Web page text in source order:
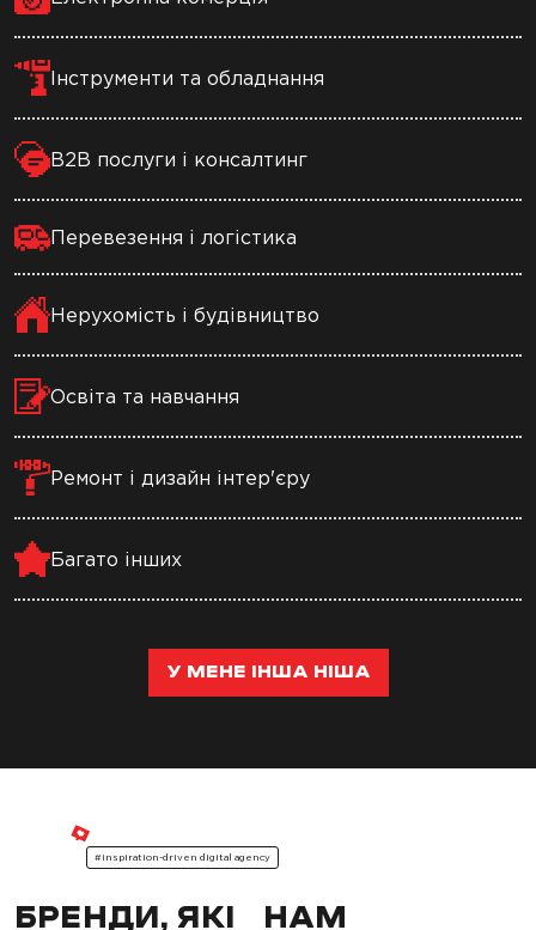
Інструменти та обладнання
В2В послуги і консалтинг
Перевезення і логістика
Нерухомість і будівництво
Освіта та навчання
Ремонт і дизайн інтер'єру
Багато інших
У МЕНЕ ІНША НІША
#inspiration-driven digital agency
БРЕНДИ, ЯКІ НАМ